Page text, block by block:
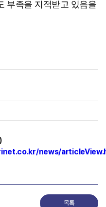
부족을 지적받고 있음을
news/
목록